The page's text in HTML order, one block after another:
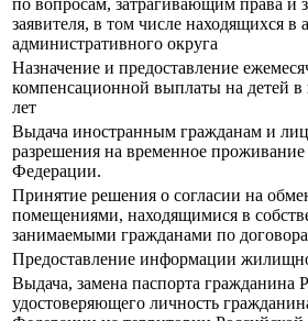
по вопросам, затрагивающим права и
заявителя, в том числе находящихся в
административного округа
Назначение и предоставление
компенсационной выплаты на детей в
лет
Выдача иностранным гражданам и
разрешения на временное проживание
Федерации.
Принятие решения о согласии на
помещениями, находящимися в
занимаемыми гражданами по
Предоставление информации
Выдача, замена паспорта гражданина
удостоверяющего личность